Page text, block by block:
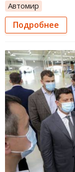
Автомир
Подробнее